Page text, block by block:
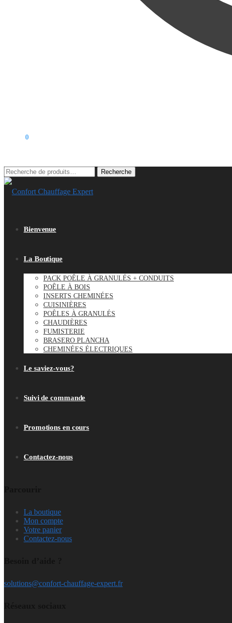
0
Recherche
pour :
Recherche
Bienvenue
La Boutique
PACK POÊLE À GRANULÉS + CONDUITS
POÊLE À BOIS
INSERTS CHEMINÉES
CUISINIÈRES
POÊLES À GRANULÉS
CHAUDIÈRES
FUMISTERIE
BRASERO PLANCHA
CHEMINÉES ÉLECTRIQUES
Le saviez-vous?
Suivi de commande
Promotions en cours
Contactez-nous
La boutique
Mon compte
Votre panier
Contactez-nous
solutions@confort-chauffage-expert.fr